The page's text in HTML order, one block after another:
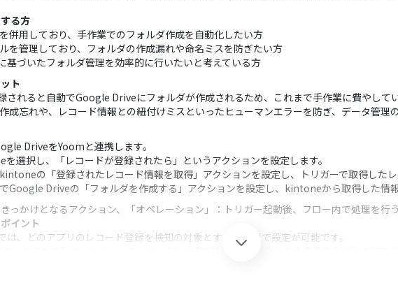
る方
用しており、手作業でのフォルダ作成を自動化したい方
を管理しており、フォルダの作成漏れや命名ミスを防ぎたい方
づいたフォルダ管理を効率的に行いたいと考えている方
ト
れると自動でGoogle Driveにフォルダが作成されるため、これまで手作業に費やして
成忘れや、レコード情報との紐付けミスといったヒューマンエラーを防ぎ、データ管理
DriveをYoomと連携します。
選択し、「レコードが登録されたら」というアクションを設定します。
の「登録されたレコード情報を取得」アクションを設定し、トリガーで取得した
Google Driveの「フォルダを作成する」アクションを設定し、kintoneから取得した情
っかけとなるアクション、「オペレーション」：トリガー起動後、フロー内で処理を行
イント
、どのアプリのレコード登録を検知の対象とするか任意で設定が可能です。